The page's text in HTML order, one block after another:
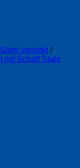
verzinkt /
Schaft Stahl